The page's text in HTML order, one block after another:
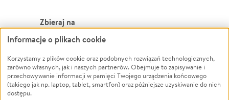
Zbieraj na
Leczenie
Zwierzęta
Pożar
Ukraina
Powódź
Wichura
NGO
Informacje o plikach cookie
Korzystamy z plików cookie oraz podobnych rozwiązań technologicznych,
zarówno własnych, jak i naszych partnerów. Obejmuje to zapisywanie i
przechowywanie informacji w pamięci Twojego urządzenia końcowego
(takiego jak np. laptop, tablet, smartfon) oraz późniejsze uzyskiwanie do nich
dostępu.